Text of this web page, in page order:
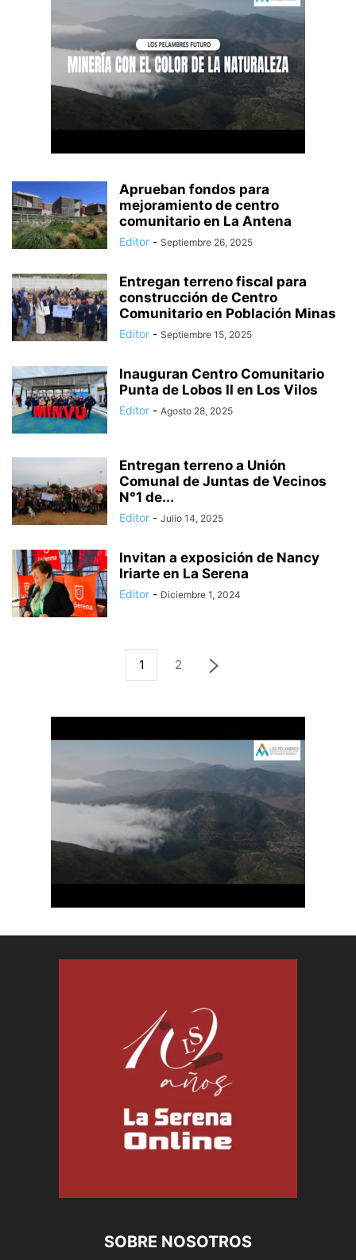
Aprueban fondos para
mejoramiento de centro
comunitario en La Antena
Editor - Septiembre 26, 2025
Entregan terreno fiscal para
construcción de Centro
Comunitario en Población Minas
Editor - Septiembre 15, 2025
Inauguran Centro Comunitario
Punta de Lobos II en Los Vilos
Editor - Agosto 28, 2025
Entregan terreno a Unión
Comunal de Juntas de Vecinos
N°1 de...
Editor - Julio 14, 2025
Invitan a exposición de Nancy
Iriarte en La Serena
Editor - Diciembre 1, 2024
1 2
SOBRE NOSOTROS